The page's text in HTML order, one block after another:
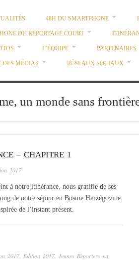
48H DU SMARTPHONE
DU REPORTAGE COURT
L’ÉQUIPE PARTENAIRES
DES MÉDIAS RÉSEAUX SOCIAUX
un monde sans
– CHAPITRE 1
2017
à notre itinérance, nous gratifie de ses
de notre séjour en Bosnie Herzégovine.
de l’instant présent.
2017 Edition 2017 Jeunes Reporters en